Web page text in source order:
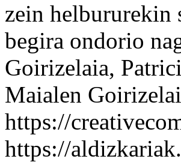
zein helbururekin
begira ondorio
Goirizelaia,
Maialen
https://
https://